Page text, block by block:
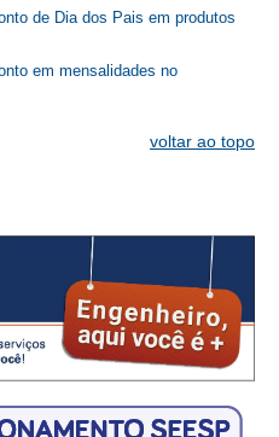
de Dia dos Pais em produtos
em mensalidades no
voltar ao topo